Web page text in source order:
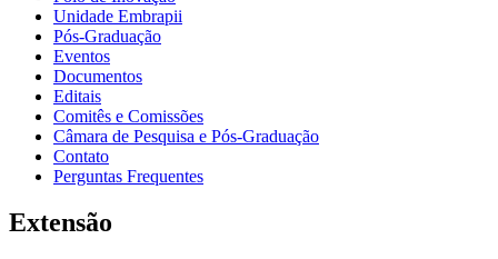
Unidade Embrapii
Pós-Graduação
Eventos
Documentos
Editais
Comitês e Comissões
Câmara de Pesquisa e Pós-Graduação
Contato
Perguntas Frequentes
Extensão